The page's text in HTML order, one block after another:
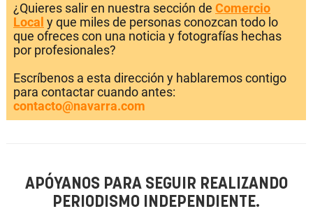
¿Quieres salir en nuestra sección de Comercio
Local y que miles de personas conozcan todo lo
que ofreces con una noticia y fotografías hechas
por profesionales?
Escríbenos a esta dirección y hablaremos contigo
para contactar cuando antes:
contacto@navarra.com
APÓYANOS PARA SEGUIR REALIZANDO
PERIODISMO INDEPENDIENTE.